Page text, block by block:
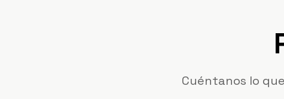
Cuéntanos lo